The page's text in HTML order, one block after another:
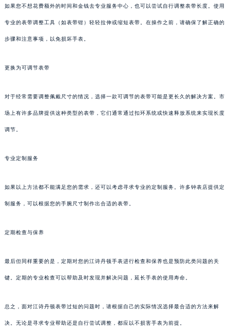
如果您不想花费额外的时间和金钱去专业服务中心，也可以尝试自行调整表带长度。使用
专业的表带调整工具（如表带钳）轻轻拉伸或缩短表带。在操作之前，请确保了解正确的
步骤和注意事项，以免损坏手表。
更换为可调节表带
对于经常需要调整佩戴尺寸的情况，选择一款可调节的表带可能是更长久的解决方案。市
场上有许多品牌提供这种类型的表带，它们通常通过扣环系统或快速释放系统来实现长度
调节。
专业定制服务
如果以上方法都不能满足您的需求，还可以考虑寻求专业的定制服务。许多钟表店提供定
制服务，可以根据您的手腕尺寸制作出合适的表带。
定期检查与保养
最后但同样重要的是，定期对您的江诗丹顿手表进行检查和保养也是预防此类问题的关
键。定期的专业检查可以帮助及时发现并解决问题，延长手表的使用寿命。
总之，面对江诗丹顿表带过短的问题时，请根据自己的实际情况选择最合适的方法来解
决。无论是寻求专业帮助还是自行尝试调整，都应以不损害手表为前提。